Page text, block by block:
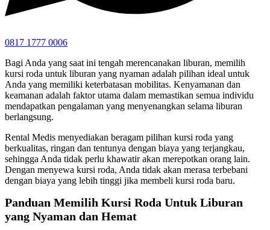
0817 1777 0006
Bagi Anda yang saat ini tengah merencanakan liburan, memilih
kursi roda untuk liburan yang nyaman adalah pilihan ideal untuk
Anda yang memiliki keterbatasan mobilitas. Kenyamanan dan
keamanan adalah faktor utama dalam memastikan semua individu
mendapatkan pengalaman yang menyenangkan selama liburan
berlangsung.
Rental Medis menyediakan beragam pilihan kursi roda yang
berkualitas, ringan dan tentunya dengan biaya yang terjangkau,
sehingga Anda tidak perlu khawatir akan merepotkan orang lain.
Dengan menyewa kursi roda, Anda tidak akan merasa terbebani
dengan biaya yang lebih tinggi jika membeli kursi roda baru.
Panduan Memilih Kursi Roda Untuk Liburan
yang Nyaman dan Hemat